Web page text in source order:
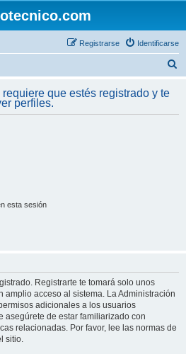
Identificarse
Registrarse
c
que estés registrado y te
perfiles.
esta sesión
Registrarte te tomará solo unos
amplio acceso al sistema. La Administración
adicionales a los usuarios
asegúrete de estar familiarizado con
relacionadas. Por favor, lee las normas de
sitio.